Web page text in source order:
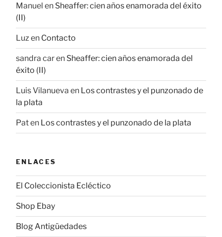
Manuel en Sheaffer: cien años enamorada del éxito
(II)
Luz en Contacto
sandra caren Sheaffer: cien años enamorada del
éxito (II)
Luis Vilanueva en Los contrastes y el punzonado de
la plata
Paten Los contrastes y el punzonado de la plata
ENLACES
El Coleccionista Ecléctico
Shop Ebay
Blog Antigüedades